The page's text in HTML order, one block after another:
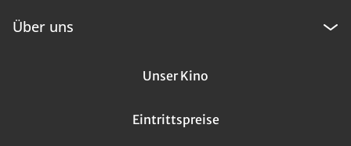
Über uns
Unser Kino
Eintrittspreise